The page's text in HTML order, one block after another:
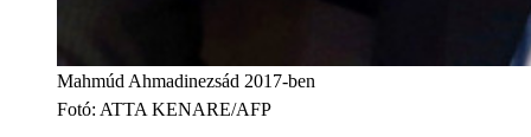
Mahmúd Ahmadinezsád 2017-ben
Fotó: ATTA KENARE/AFP